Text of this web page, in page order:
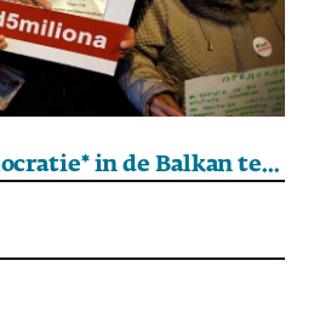
Loopt de stabilocratie* in de Balkan ten einde?